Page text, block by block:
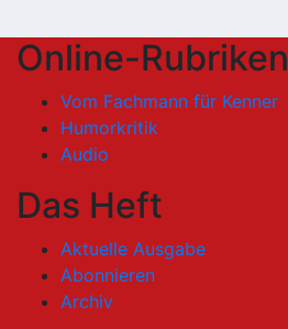
Online-Rubriken
Vom Fachmann für Kenner
Humorkritik
Audio
Das Heft
Aktuelle Ausgabe
Abonnieren
Archiv